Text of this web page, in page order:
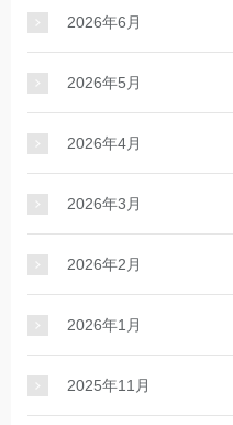
2026年6月
2026年5月
2026年4月
2026年3月
2026年2月
2026年1月
2025年11月